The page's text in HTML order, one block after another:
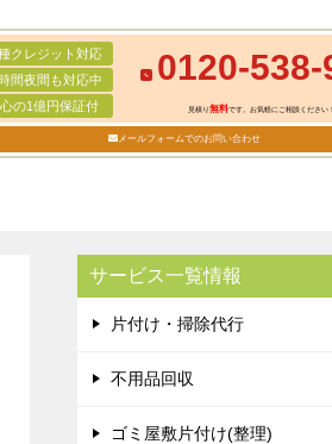
クレジット対応
間夜間も対応中
の1億円保証付
0120-538-
見積り無料です。お気軽にご相談ください！
メールフォームでのお問い合わせ
サービス一覧情報
片付け・掃除代行
不用品回収
ゴミ屋敷片付け(整理)